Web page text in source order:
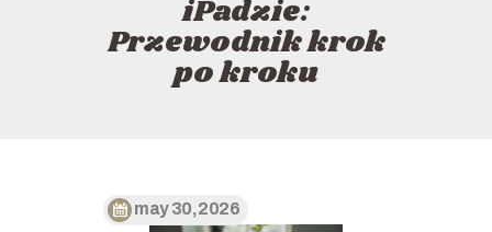
iPadzie:
Przewodnik krok
po kroku
KONTAKT
POLITYKA
POLSKI
may 30, 2026